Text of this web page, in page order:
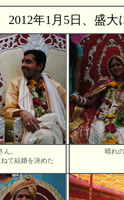
2012年1月5日、盛
。
て結婚を決めた
晴れ